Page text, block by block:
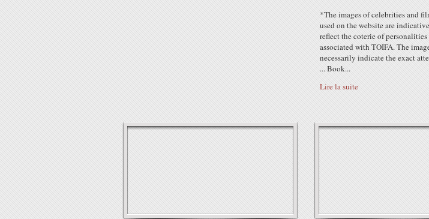
*The images of celebrities and
used on the website are
reflect the coterie of
associated with TOIFA. The
necessarily indicate the exact
... Book...
Lire la suite